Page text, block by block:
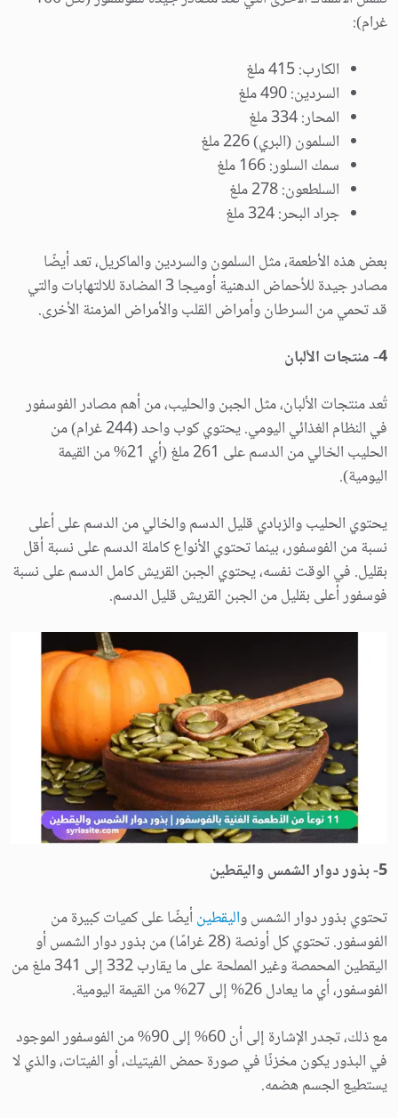
غرام):
الكارب: 415 ملغ
السردين: 490 ملغ
المحار: 334 ملغ
السلمون (البري) 226 ملغ
سمك السلور: 166 ملغ
السلطعون: 278 ملغ
جراد البحر: 324 ملغ
بعض هذه الأطعمة، مثل السلمون والسردين والماكريل، تعد أيضًا
مصادر جيدة للأحماض الدهنية أوميجا 3 المضادة للالتهابات والتي
قد تحمي من السرطان وأمراض القلب والأمراض المزمنة الأخرى.
4- منتجات الألبان
تُعد منتجات الألبان، مثل الجبن والحليب، من أهم مصادر الفوسفور
في النظام الغذائي اليومي. يحتوي كوب واحد (244 غرام) من
الحليب الخالي من الدسم على 261 ملغ (أي 21% من القيمة
اليومية).
يحتوي الحليب والزبادي قليل الدسم والخالي من الدسم على أعلى
نسبة من الفوسفور، بينما تحتوي الأنواع كاملة الدسم على نسبة أقل
بقليل. في الوقت نفسه، يحتوي الجبن القريش كامل الدسم على نسبة
فوسفور أعلى بقليل من الجبن القريش قليل الدسم.
5- بذور دوار الشمس واليقطين
تحتوي بذور دوار الشمس واليقطين أيضًا على كميات كبيرة من
الفوسفور. تحتوي كل أونصة (28 غرامًا) من بذور دوار الشمس أو
اليقطين المحمصة وغير المملحة على ما يقارب 332 إلى 341 ملغ من
الفوسفور، أي ما يعادل 26% إلى 27% من القيمة اليومية.
مع ذلك، تجدر الإشارة إلى أن 60% إلى 90% من الفوسفور الموجود
في البذور يكون مخزنًا في صورة حمض الفيتيك، أو الفيتات، والذي لا
يستطيع الجسم هضمه.